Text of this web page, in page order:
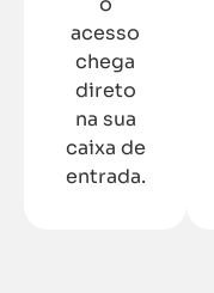
acesso
chega
direto
na sua
caixa de
entrada.